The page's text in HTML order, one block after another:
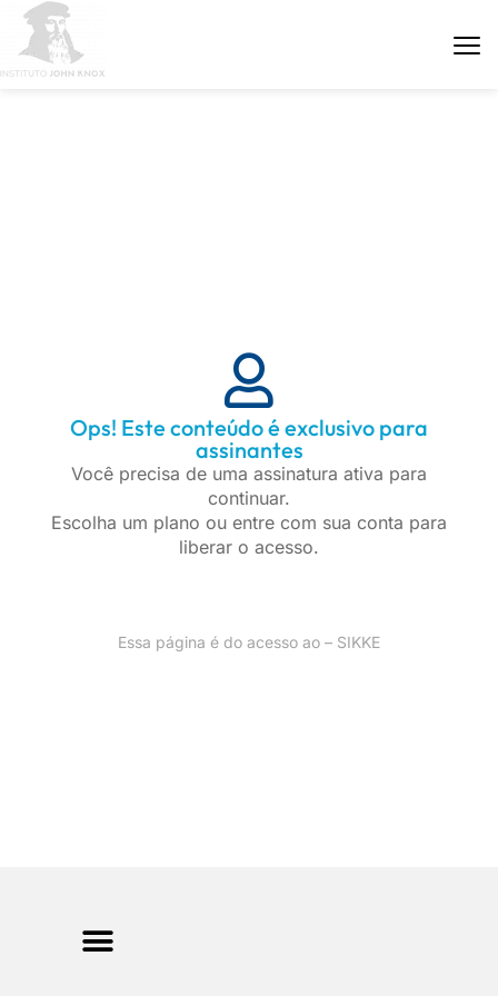
Ops! Este conteúdo é exclusivo para
assinantes
Você precisa de uma assinatura ativa para
continuar.
Escolha um plano ou entre com sua conta para
liberar o acesso.
Essa página é do acesso ao – SIKKE